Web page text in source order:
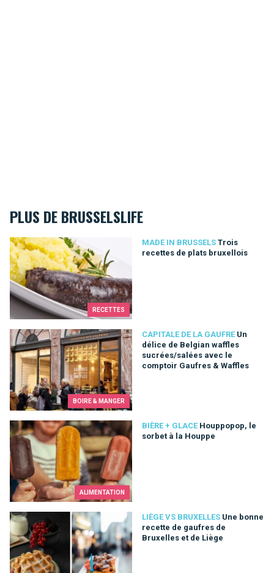
PLUS DE BRUSSELSLIFE
RECETTES
MADE IN BRUSSELS Trois
recettes de plats bruxellois
Trois recettes de plats bruxellois
BOIRE & MANGER
CAPITALE DE LA GAUFRE Un
délice de Belgian waffles
sucrées/salées avec le
comptoir Gaufres & Waffles
Un délice de Belgian waffles sucrées/salées avec le
ALIMENTATION
BIÈRE + GLACE Houppopop, le
sorbet à la Houppe
Houppopop, le sorbet à la Houppe
LIÈGE VS BRUXELLES Une bonne
recette de gaufres de
Bruxelles et de Liège
Une bonne recette de gaufres de Bruxelles et de Liège